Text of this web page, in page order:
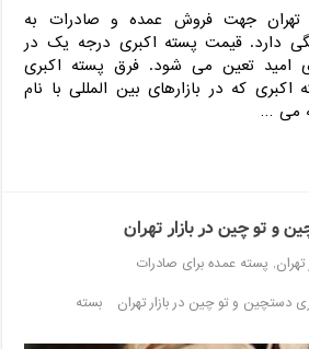
تهران جهت فروش عمده و صادرات به
دارد. قیمت پسته اکبری درجه یک در
امید تعین می شود. فرق پسته اکبری
که در بازارهای بین المللی با نام
و تو چین در بازار تهران
, پسته عمده برای صادرات
دستچین و تو چین در بازار تهران
بسته